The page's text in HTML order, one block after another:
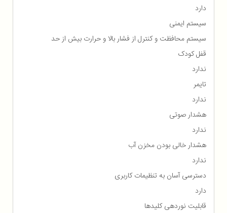
دارد
سیستم ایمنی
سیستم محافظت و کنترل از فشار بالا و حرارت بیش از حد
قفل کودک
ندارد
تایمر
ندارد
هشدار صوتی
ندارد
هشدار خالی بودن مخزن آب
ندارد
دسترسی آسان به تنظیمات کاربری
دارد
قابلیت نوردهی کلیدها